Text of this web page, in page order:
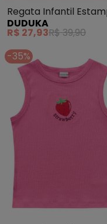
Regata Infantil
Mermaid (Rosa)
DUDUKA
R$ 27,93R$ 39,90
-35%